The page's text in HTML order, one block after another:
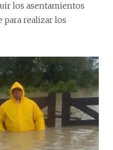
los asentamientos
realizar los